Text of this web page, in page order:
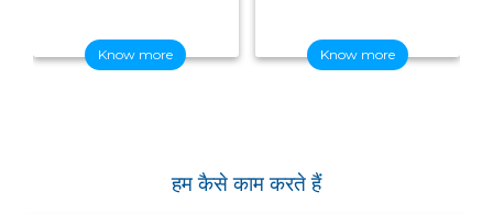
Know more Know more
हम कैसे काम करते हैं